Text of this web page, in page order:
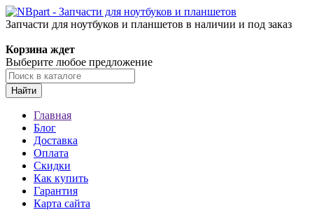
Запчасти для ноутбуков и планшетов в наличии и под заказ
Корзина ждет
Выберите любое предложение
Найти
Главная
Блог
Доставка
Оплата
Скидки
Как купить
Гарантия
Карта сайта